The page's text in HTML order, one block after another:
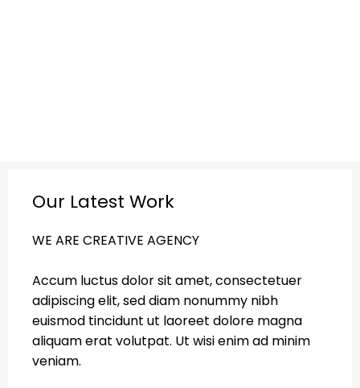
Our Latest Work
WE ARE CREATIVE AGENCY
Accum luctus dolor sit amet, consectetuer
adipiscing elit, sed diam nonummy nibh
euismod tincidunt ut laoreet dolore magna
aliquam erat volutpat. Ut wisi enim ad minim
veniam.